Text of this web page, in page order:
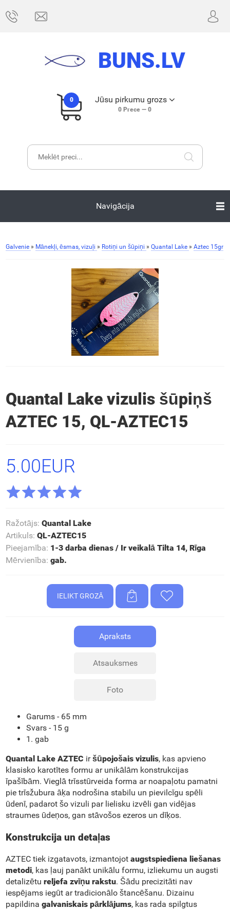
BUNS.LV
0 Jūsu pirkumu grozs
0Prece — 0
Navigācija
Galvenie » Mānekļi, ēsmas, vizuļi » Rotiņi un šūpiņi » Quantal Lake » Aztec 15gr
Quantal Lake vizulis šūpiņš
AZTEC 15, QL-AZTEC15
5.00EUR
Ražotājs: Quantal Lake
Artikuls: QL-AZTEC15
Pieejamība: 1-3 darba dienas / Ir veikalā Tilta 14, Rīga
Mērvienība: gab.
Apraksts
Atsauksmes
Foto
Garums - 65 mm
Svars- 15 g
1. gab
Quantal Lake AZTEC iršūpojošais vizulis, kas apvieno
klasisko karotītes formu ar unikālām konstrukcijas
īpašībām. Vieglā trīsstūrveida forma ar noapaļotu pamatni
pie trīsžubura āķa nodrošina stabilu un pievilcīgu spēli
ūdenī, padarot šo vizuli par lielisku izvēli gan vidējas
straumes ūdeņos, gan stāvošos ezeros un dīķos.
Konstrukcija un detaļas
AZTEC tiek izgatavots, izmantojot augstspiediena liešanas
metodi, kas ļauj panākt unikālu formu, izliekumu un augsti
detalizētu reljefa zvīņu rakstu. Šādu precizitāti nav
iespējams iegūt ar tradicionālo štancēšanu. Dizainu
papildina galvaniskais pārklājums, kas rada spilgtus